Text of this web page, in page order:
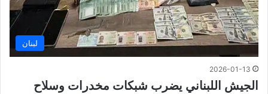
لبنان
2026-01-13
الجيش اللبناني يضرب شبكات مخدرات وسلاح